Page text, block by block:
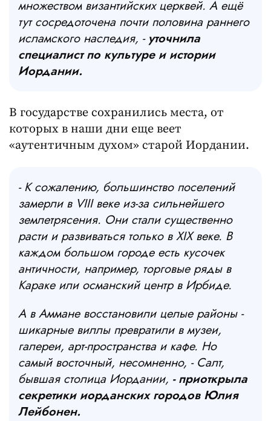
множеством византийских церквей. А ещё
тут сосредоточена почти половина раннего
исламского наследия, - уточнила
специалист по культуре и истории
Иордании.
В государстве сохранились места, от
которых в наши дни еще веет
«аутентичным духом» старой Иордании.
- К сожалению, большинство поселений
замерли в VIII веке из-за сильнейшего
землетрясения. Они стали существенно
расти и развиваться только в XIX веке. В
каждом большом городе есть кусочек
античности, например, торговые ряды в
Караке или османский центр в Ирбиде.
А в Аммане восстановили целые районы -
шикарные виллы превратили в музеи,
галереи, арт-пространства и кафе. Но
самый восточный, несомненно, - Салт,
бывшая столица Иордании, - приоткрыла
секретики иорданских городов Юлия
Лейбонен.